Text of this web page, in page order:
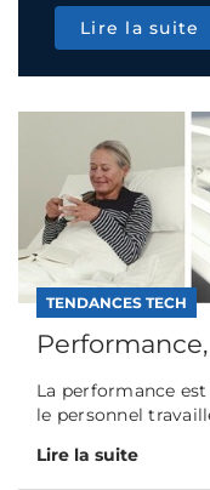
Lire la suite
TENDANCES TECH
La performance
le personnel
Lire la suite